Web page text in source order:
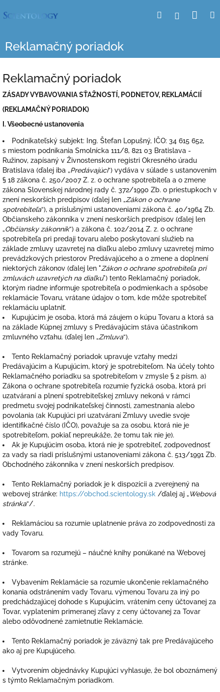
na
Hľadať
Reklamačný poriadok
Reklamačný poriadok
ZÁSADY VYBAVOVANIA SŤAŽNOSTÍ, PODNETOV, REKLAMÁCIÍ
(REKLAMAČNÝ PORIADOK)
I.Všeobecné ustanovenia
Podnikateľský subjekt: Ing. Štefan Lopušný, IČO: 34 615 652,
s miestom podnikania Smolnícka 111/8, 821 03 Bratislava -
Ružinov, zapísaný v Živnostenskom registri Okresného úradu
Bratislava (ďalej iba „Predávajúci“) vydáva v súlade s ustanovením
§ 18 zákona č. 250/2007 Z. z. o ochrane spotrebiteľa a o zmene
zákona Slovenskej národnej rady č. 372/1990 Zb. o priestupkoch v
znení neskorších predpisov (ďalej len „Zákon o ochrane
spotrebiteľa“), a príslušnými ustanoveniami zákona č. 40/1964 Zb.
Občianskeho zákonníka v znení neskorších predpisov (ďalej len
„Občiansky zákonník“) a zákona č. 102/2014 Z. z. o ochrane
spotrebiteľa pri predaji tovaru alebo poskytovaní služieb na
základe zmluvy uzavretej na diaľku alebo zmluvy uzavretej mimo
prevádzkových priestorov Predávajúceho a o zmene a doplnení
niektorých zákonov (ďalej len "Zákon o ochrane spotrebiteľa pri
zmluvách uzavretých na diaľku") tento Reklamačný poriadok,
ktorým riadne informuje spotrebiteľa o podmienkach a spôsobe
reklamácie Tovaru, vrátane údajov o tom, kde môže spotrebiteľ
reklamáciu uplatniť.
Kupujúcim je osoba, ktorá má záujem o kúpu Tovaru a ktorá sa
na základe Kúpnej zmluvy s Predávajúcim stáva účastníkom
zmluvného vzťahu. (ďalej len „Zmluva“).
Tento Reklamačný poriadok upravuje vzťahy medzi
Predávajúcim a Kupujúcim, ktorý je spotrebiteľom. Na účely tohto
Reklamačného poriadku sa spotrebiteľom v zmysle § 2 písm. a)
Zákona o ochrane spotrebiteľa rozumie fyzická osoba, ktorá pri
uzatváraní a plnení spotrebiteľskej zmluvy nekoná v rámci
predmetu svojej podnikateľskej činnosti, zamestnania alebo
povolania (ak Kupujúci pri uzatváraní Zmluvy uvedie svoje
identifikačné číslo (IČO), považuje sa za osobu, ktorá nie je
spotrebiteľom, pokiaľ nepreukáže, že tomu tak nie je).
Ak je Kupujúcim osoba, ktorá nie je spotrebiteľ, zodpovednosť
za vady sa riadi príslušnými ustanoveniami zákona č. 513/1991 Zb.
Obchodného zákonníka v znení neskorších predpisov.
Tento Reklamačný poriadok je k dispozícii a zverejnený na
webovej stránke: https://obchod.scientology.sk /ďalej aj „Webová
stránka“/.
Reklamáciou sa rozumie uplatnenie práva zo zodpovednosti za
vady Tovaru.
Tovarom sa rozumejú – náučné knihy ponúkané na Webovej
stránke.
Vybavením Reklamácie sa rozumie ukončenie reklamačného
konania odstránením vady Tovaru, výmenou Tovaru za iný po
predchádzajúcej dohode s Kupujúcim, vrátením ceny účtovanej za
Tovar, vyplatením primeranej zľavy z ceny účtovanej za Tovar
alebo odôvodnené zamietnutie Reklamácie.
Tento Reklamačný poriadok je záväzný tak pre Predávajúceho
ako aj pre Kupujúceho.
Vytvorením objednávky Kupujúci vyhlasuje, že bol oboznámený
s týmto Reklamačným poriadkom.